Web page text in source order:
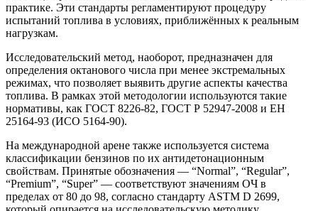
практике. Эти стандарты регламентируют процедуру
испытаний топлива в условиях, приближённых к реальным
нагрузкам.
Исследовательский метод, наоборот, предназначен для
определения октанового числа при менее экстремальных
режимах, что позволяет выявить другие аспекты качества
топлива. В рамках этой методологии используются такие
нормативы, как ГОСТ 8226-82, ГОСТ Р 52947-2008 и ЕН
25164-93 (ИСО 5164-90).
На международной арене также используется система
классификации бензинов по их антидетонационным
свойствам. Принятые обозначения — “Normal”, “Regular”,
“Premium”, “Super” — соответствуют значениям ОЧ в
пределах от 80 до 98, согласно стандарту ASTM D 2699,